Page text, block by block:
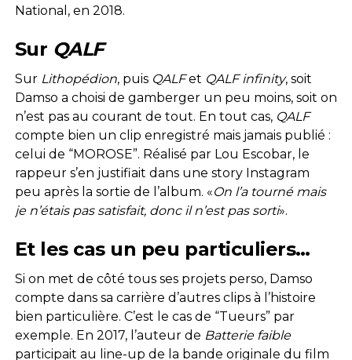
National, en 2018.
Sur QALF
Sur Lithopédion, puis QALFet QALF infinity, soit
Damso a choisi de gamberger un peu moins, soit on
n’est pas au courant de tout. En tout cas, QALF
compte bien un clip enregistré mais jamais publié :
celui de “MOROSE”. Réalisé par Lou Escobar, le
rappeur s’en justifiait dans une story Instagram
peu après la sortie de l’album. «On l’a tourné mais
je n’étais pas satisfait, donc il n’est pas sorti».
Et les cas un peu particuliers…
Si on met de côté tous ses projets perso, Damso
compte dans sa carrière d’autres clips à l’histoire
bien particulière. C’est le cas de “Tueurs” par
exemple. En 2017, l’auteur de Batterie faible
participait au line-up de la bande originale du film